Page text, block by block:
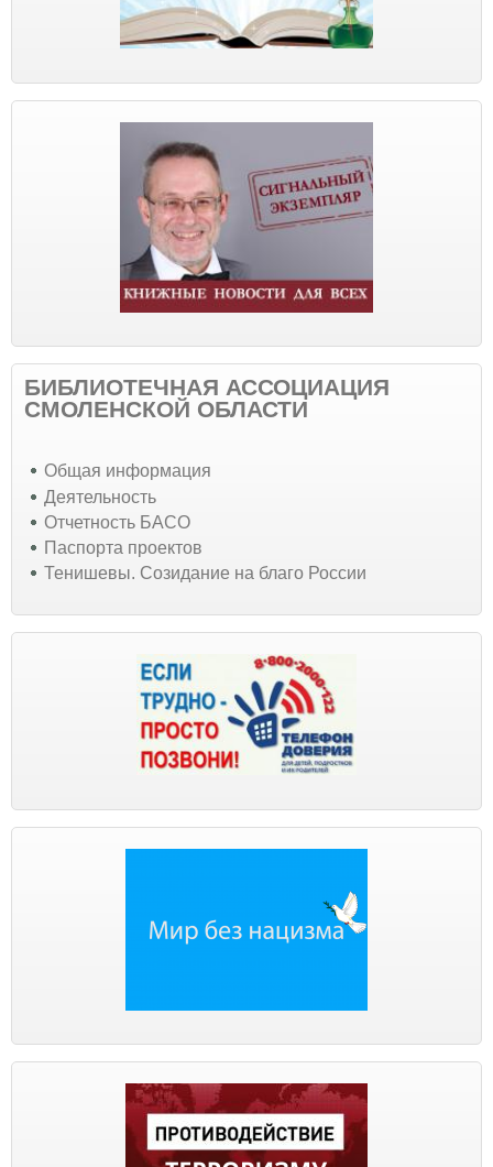
БИБЛИОТЕЧНАЯ АССОЦИАЦИЯ
СМОЛЕНСКОЙ ОБЛАСТИ
Общая информация
Деятельность
Отчетность БАСО
Паспорта проектов
Тенишевы. Созидание на благо России